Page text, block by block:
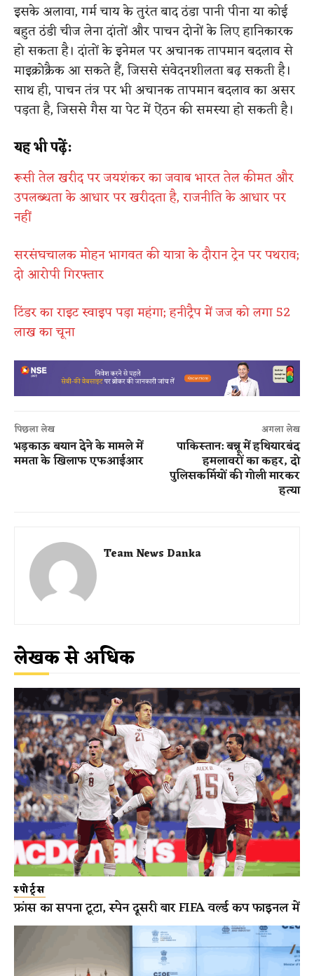
इसके अलावा, गर्म चाय के तुरंत बाद ठंडा पानी पीना या कोई
बहुत ठंडी चीज लेना दांतों और पाचन दोनों के लिए हानिकारक
हो सकता है। दांतों के इनेमल पर अचानक तापमान बदलाव से
माइक्रोक्रैक आ सकते हैं, जिससे संवेदनशीलता बढ़ सकती है।
साथ ही, पाचन तंत्र पर भी अचानक तापमान बदलाव का असर
पड़ता है, जिससे गैस या पेट में ऐंठन की समस्या हो सकती है।
यह भी पढ़ें:
रूसी तेल खरीद पर जयशंकर का जवाब भारत तेल कीमत और
उपलब्धता के आधार पर खरीदता है, राजनीति के आधार पर
नहीं
सरसंघचालक मोहन भागवत की यात्रा के दौरान ट्रेन पर पथराव;
दो आरोपी गिरफ्तार
टिंडर का राइट स्वाइप पड़ा महंगा; हनीट्रैप में जज को लगा 52
लाख का चूना
पिछला लेख
भड़काऊ बयान देने के मामले में
ममता के खिलाफ एफआईआर
अगला लेख
पाकिस्तान: बन्नू में हथियारबंद
हमलावरों का कहर, दो
पुलिसकर्मियों की गोली मारकर
हत्या
Team News Danka
लेखक से अधिक
स्पोर्ट्स
फ्रांस का सपना टूटा, स्पेन दूसरी बार FIFA वर्ल्ड कप फाइनल में